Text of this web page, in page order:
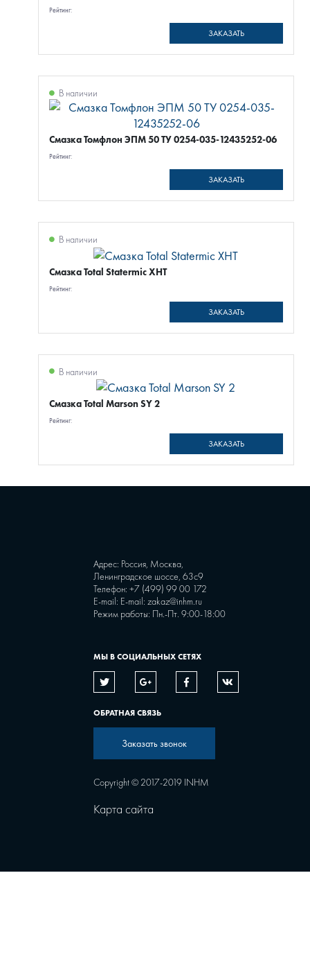
Рейтинг:
ЗАКАЗАТЬ
В наличии
Смазка Томфлон ЭПМ 50 ТУ 0254-035-12435252-06
Рейтинг:
ЗАКАЗАТЬ
В наличии
Смазка Total Statermic XHT
Рейтинг:
ЗАКАЗАТЬ
В наличии
Смазка Total Marson SY 2
Рейтинг:
ЗАКАЗАТЬ
Адрес: Россия, Москва,
Ленинградское шоссе, 63с9
Телефон: +7 (499) 99 00 172
E-mail: E-mail: zakaz@inhm.ru
Режим работы: Пн.-Пт. 9:00-18:00
МЫ В СОЦИАЛЬНЫХ СЕТЯХ
ОБРАТНАЯ СВЯЗЬ
Заказать звонок
Copyright © 2017-2019 INHM
Карта сайта